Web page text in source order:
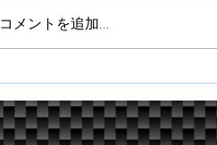
全日本ラリー第３戦 ラリー
飛鳥２０２６
コメントを追加…